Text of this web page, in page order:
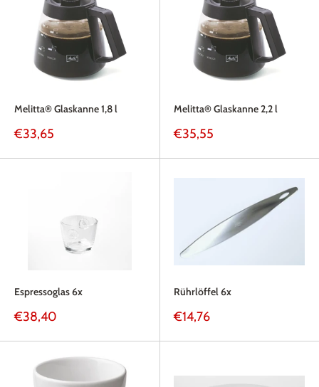
Melitta® Glaskanne 1,8 l
Sonderpreis
€33,65
Melitta® Glaskanne 2,2 l
Sonderpreis
€35,55
Espressoglas 6x
Sonderpreis
€38,40
Rührlöffel 6x
Sonderpreis
€14,76